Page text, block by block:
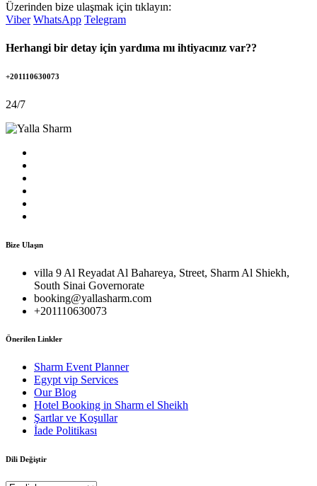
Üzerinden bize ulaşmak için tıklayın:
Viber WhatsApp Telegram
Herhangi bir detay için yardıma mı ihtiyacınız var??
+201110630073
24/7
Bize Ulaşın
villa 9 Al Reyadat Al Bahareya, Street, Sharm Al Shiekh,
South Sinai Governorate
booking@yallasharm.com
+201110630073
Önerilen Linkler
Sharm Event Planner
Egypt vip Services
Our Blog
Hotel Booking in Sharm el Sheikh
Şartlar ve Koşullar
İade Politikası
Dili Değiştir